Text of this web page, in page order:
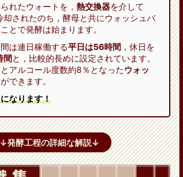
れたウォートを， 熱交換器を介して
されたのち，酵母と共にウォッシュバ
とで発酵は始まります。
は連日稼働する平日は56時間 ，休日を
間と，比較的長めに設定されています。
アルコール度数約8％となったウォッ
できます。
なります！
↓発酵工程の詳細な解説↓